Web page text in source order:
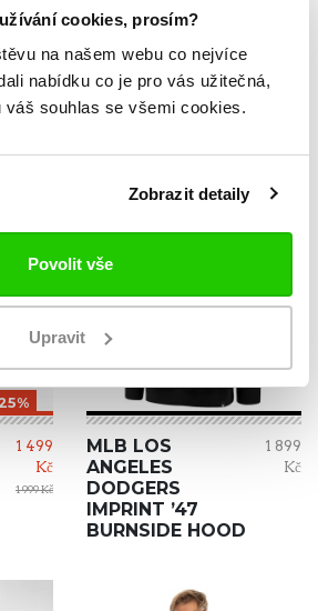
cookies, prosím?
na našem webu co nejvíce
nabídku co je pro vás užitečná,
váš souhlas se všemi cookies.
Zobrazit detaily
Povolit vše
Upravit
TAKÉ TYTO.
1 499
Kč
1 999 Kč
MLB LOS
ANGELES
DODGERS
IMPRINT ’47
BURNSIDE HOOD
1 899
Kč